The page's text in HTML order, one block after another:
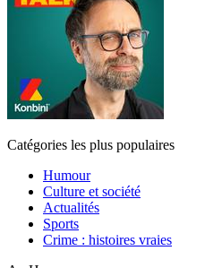
Catégories les plus populaires
Humour
Culture et société
Actualités
Sports
Crime : histoires vraies